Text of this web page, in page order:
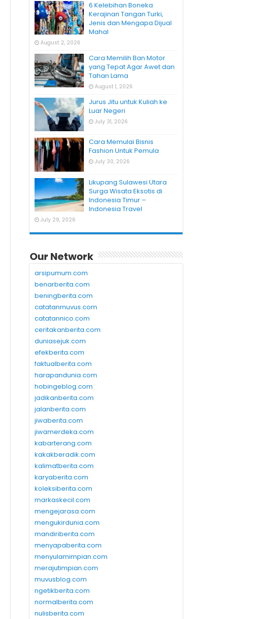
6 Kelebihan Boneka
Kerajinan Tangan Turki,
Jenis dan Mengapa Dijual
Mahal
August 2, 2026
Cara Memilih Ban Motor
yang Tepat Agar Awet dan
Tahan Lama
August 1, 2026
Jurus Jitu untuk Kuliah ke
Luar Negeri
July 31, 2026
Cara Memulai Bisnis
Fashion Untuk Pemula
July 30, 2026
Likupang Sulawesi Utara
Surga Wisata Eksotis di
Indonesia Timur –
Indonesia Travel
July 29, 2026
Our Network
arsipumum.com
benarberita.com
beningberita.com
catatanmuvus.com
catatannico.com
ceritakanberita.com
duniasejuk.com
efekberita.com
faktualberita.com
harapandunia.com
hobingeblog.com
jadikanberita.com
jalanberita.com
jiwaberita.com
jiwamerdeka.com
kabarterang.com
kakakberadik.com
kalimatberita.com
karyaberita.com
koleksiberita.com
markaskecil.com
mengejarasa.com
mengukirdunia.com
mandiriberita.com
menyapaberita.com
menyulamimpian.com
merajutimpian.com
muvusblog.com
ngetikberita.com
normalberita.com
nulisberita.com